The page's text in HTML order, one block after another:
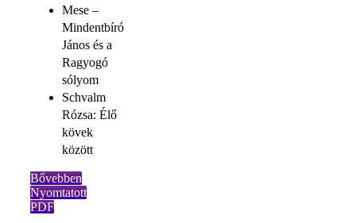
Mese –
Mindentbíró
János és a
Ragyogó
sólyom
Schvalm
Rózsa: Élő
kövek
között
Bővebben
Nyomtatott
PDF